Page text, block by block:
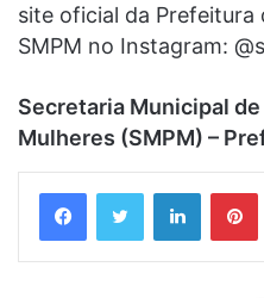
site oficial da Prefeitura
SMPM no Instagram:
Secretaria Municipal
Mulheres (SMPM) –
Linkedin